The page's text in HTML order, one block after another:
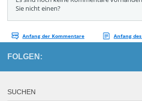
FOLGEN:
SUCHEN